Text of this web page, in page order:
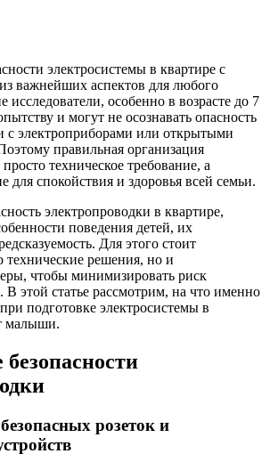
электросистемы в квартире с
важнейших аспектов для любого
исследователи, особенно в возрасте до 7
и могут не осознавать опасность
с электроприборами или открытыми
правильная организация
техническое требование, а
для спокойствия и здоровья всей семьи.
электропроводки в квартире,
поведения детей, их
Для этого стоит
технические решения, но и
чтобы минимизировать риск
В этой статье рассмотрим, на что именно
подготовке электросистемы в
малыши.
розеток и